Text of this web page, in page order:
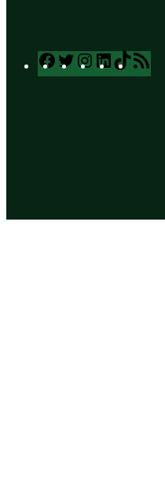
Facebook
TwitterInstagram
LinkedIn
TikTok